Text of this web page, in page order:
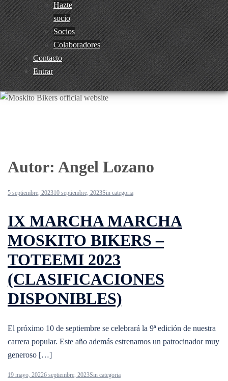
Hazte
socio
Socios
Colaboradores
Contacto
Entrar
Autor: Angel Lozano
5 septiembre, 202310 septiembre, 2023Sin categoria
IX MARCHA MARCHA
MOSKITO BIKERS –
TOTEEMI 2023
(CLASIFICACIONES
DISPONIBLES)
El próximo 10 de septiembre se celebrará la 9ª edición de nuestra
carrera popular. Este año además estrenamos un patrocinador muy
generoso […]
19 mayo, 20226 septiembre, 2023Sin categoria